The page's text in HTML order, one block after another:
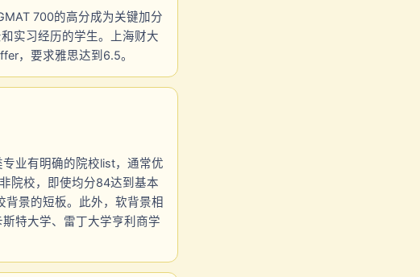
700的高分成为关键加分
实习经历的学生。上海财大
，要求雅思达到6.5。
业有明确的院校list，通常优
院校，即使均分84达到基本
景的短板。此外，软背景相
特大学、雷丁大学亨利商学